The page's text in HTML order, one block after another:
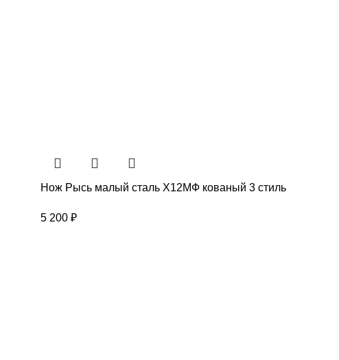
Нож Рысь малый сталь Х12МФ кованый 3 стиль
5 200₽